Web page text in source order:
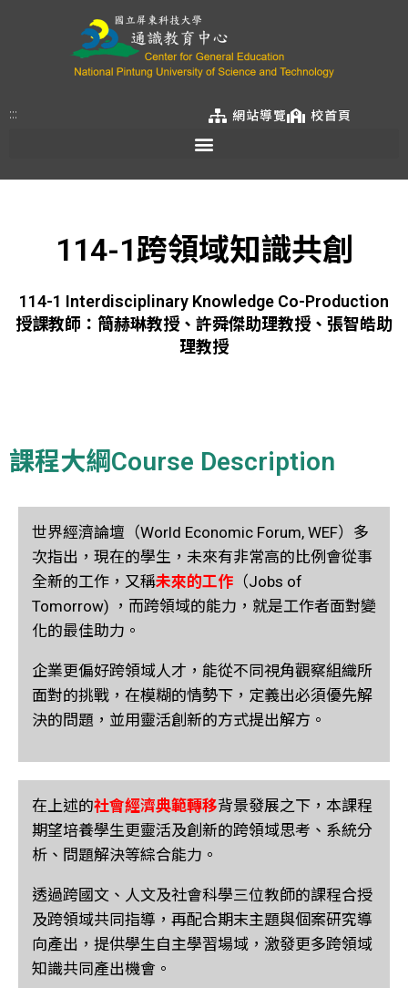
::: 網站導覽 校首頁
114-1跨領域知識共創
114-1 Interdisciplinary Knowledge Co-Production
授課教師：簡赫琳教授、許舜傑助理教授、張智皓助
理教授
課程大綱Course Description
世界經濟論壇（World Economic Forum, WEF）多
次指出，現在的學生，未來有非常高的比例會從事
全新的工作，又稱未來的工作 （Jobs of
Tomorrow) ，而跨領域的能力，就是工作者面對變
化的最佳助力。
企業更偏好跨領域人才，能從不同視角觀察組織所
面對的挑戰，在模糊的情勢下，定義出必須優先解
決的問題，並用靈活創新的方式提出解方。
在上述的社會經濟典範轉移背景發展之下，本課程
期望培養學生更靈活及創新的跨領域思考、系統分
析、問題解決等綜合能力。
透過跨國文、人文及社會科學三位教師的課程合授
及跨領域共同指導，再配合期末主題與個案研究導
向產出，提供學生自主學習場域，激發更多跨領域
知識共同產出機會。